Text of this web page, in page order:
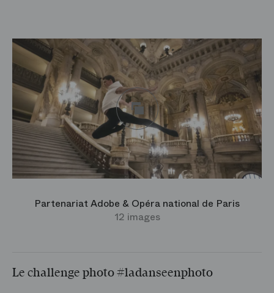
Partenariat Adobe & Opéra national de Paris
12 images
Le challenge photo #ladanseenphoto